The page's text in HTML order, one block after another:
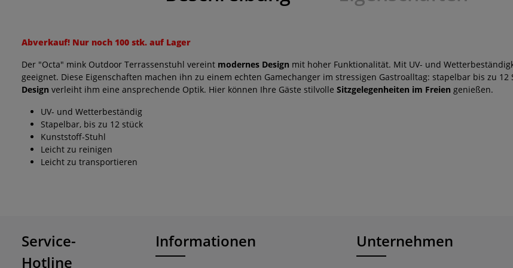
Abverkauf! Nur noch 100 stk. auf Lager
Der "Octa" mink Outdoor Terrassenstuhl vereint modernes Design mit hoher Funktionalität. Mit UV- und
geeignet. Diese Eigenschaften machen ihn zu einem echten Gamechanger im stressigen Gastroalltag: stapelbar bis zu
Design verleiht ihm eine ansprechende Optik. Hier können Ihre Gäste stilvolle Sitzgelegenheiten im Freien genießen.
UV- und Wetterbeständig
Stapelbar, bis zu 12 stück
Kunststoff-Stuhl
Leicht zu reinigen
Leicht zu transportieren
Service-
Hotline
Informationen Unternehmen